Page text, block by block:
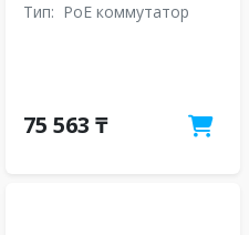
Тип: PoE коммутатор
75 563 ₸